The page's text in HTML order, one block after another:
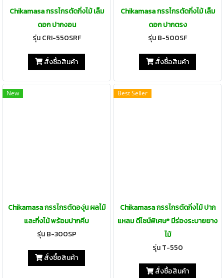
Chikamasa กรรไกรตัดกิ่งไม้ เล็ม
ดอก ปากงอน
รุ่น CRI-550SRF
สั่งซื้อสินค้า
Chikamasa กรรไกรตัดกิ่งไม้ เล็ม
ดอก ปากตรง
รุ่น B-500SF
สั่งซื้อสินค้า
New
Chikamasa กรรไกรตัดองุ่น ผลไม้
และกิ่งไม้ พร้อมปากคีบ
รุ่น B-300SP
สั่งซื้อสินค้า
Best Seller
Chikamasa กรรไกรตัดกิ่งไม้ ปาก
แหลม ดีไซน์พิเศษ* มีร่องระบายยาง
ไม้
รุ่น T-550
สั่งซื้อสินค้า